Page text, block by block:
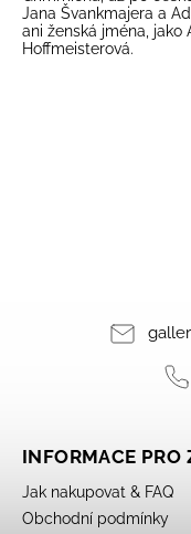
Jana Švankmajera a
ani ženská jména, jako
Hoffmeisterová.
INFORMACE PRO
Jak nakupovat & FAQ
Obchodní podmínky